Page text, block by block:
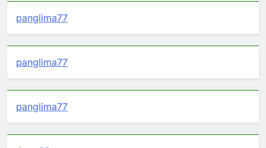
panglima77
panglima77
panglima77